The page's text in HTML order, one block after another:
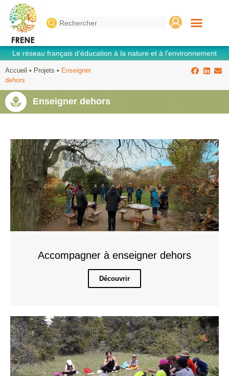
Search
for:
Le réseau français d’éducation à la nature et à l’environnement
Accueil • Projets • Enseigner
dehors
Enseigner dehors
Accompagner à enseigner dehors
Découvrir